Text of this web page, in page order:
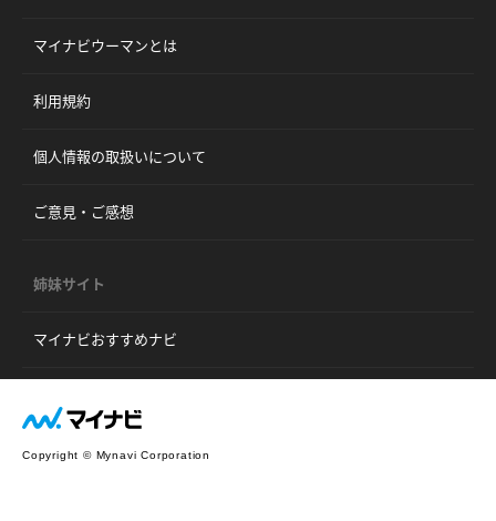
マイナビウーマンとは
利用規約
個人情報の取扱いについて
ご意見・ご感想
姉妹サイト
マイナビおすすめナビ
Copyright © Mynavi Corporation